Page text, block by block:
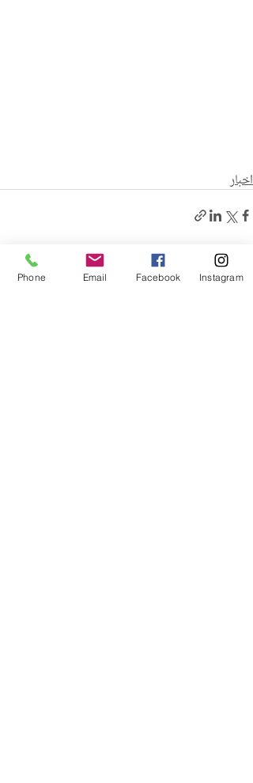
اخبار
منشورات ذات صلة إظهار الكل
Phone Email Facebook Instagram